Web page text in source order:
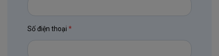
Số điện thoại *